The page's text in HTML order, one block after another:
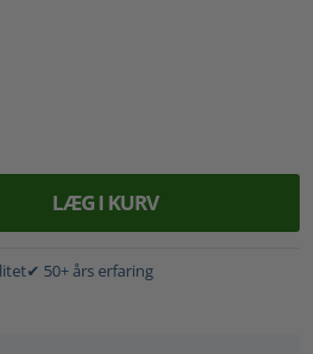
LÆG I KURV
✔ 50+ års erfaring